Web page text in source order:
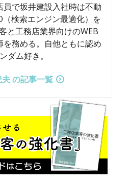
員で坂井建設入社時は不動
（検索エンジン最適化）を
と工務店業界向けのWEB
務める。自他ともに認め
ダム好き。
の記事一覧